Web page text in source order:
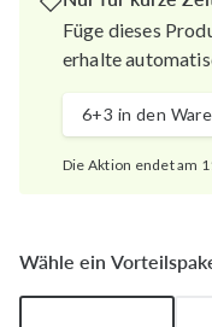
Füge dieses
erhalte
6+3 in den
Die Aktion endet am
Wähle ein